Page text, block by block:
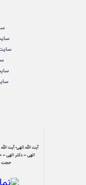
آیت الله الهی- آیت
الهی – دکتر الهی –
حجت